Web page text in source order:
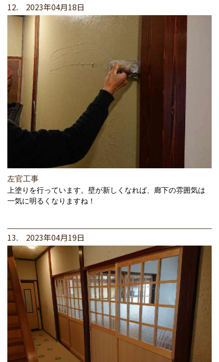
12. 2023年04月18日
左官工事
上塗りを行っています。壁が新しくなれば、廊下の雰囲気は
一気に明るくなりますね！
13. 2023年04月19日